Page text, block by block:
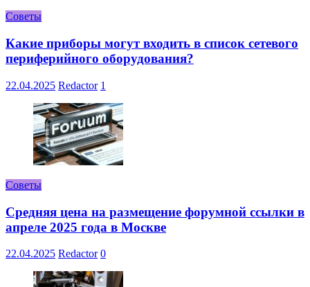
Советы
Какие приборы могут входить в список сетевого
периферийного оборудования?
22.04.2025 Redactor 1
Советы
Средняя цена на размещение форумной ссылки в
апреле 2025 года в Москве
22.04.2025 Redactor 0